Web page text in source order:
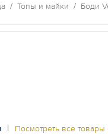
Топы и майки Боди
| Посмотреть все товары